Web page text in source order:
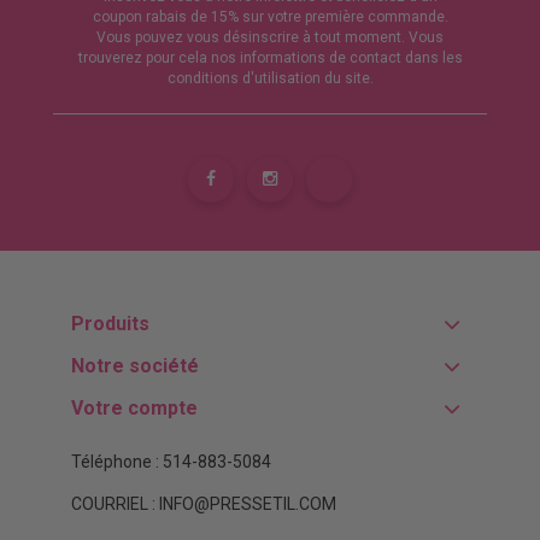
coupon rabais de 15% sur votre première commande.
Vous pouvez vous désinscrire à tout moment. Vous
trouverez pour cela nos informations de contact dans les
conditions d'utilisation du site.
Produits
Notre société
Votre compte
Téléphone : 514-883-5084
COURRIEL : INFO@PRESSETIL.COM